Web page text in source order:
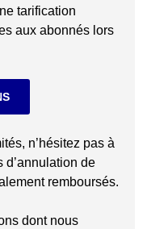
tarification
aux abonnés lors
n’hésitez pas à
d’annulation de
remboursés.
dont nous